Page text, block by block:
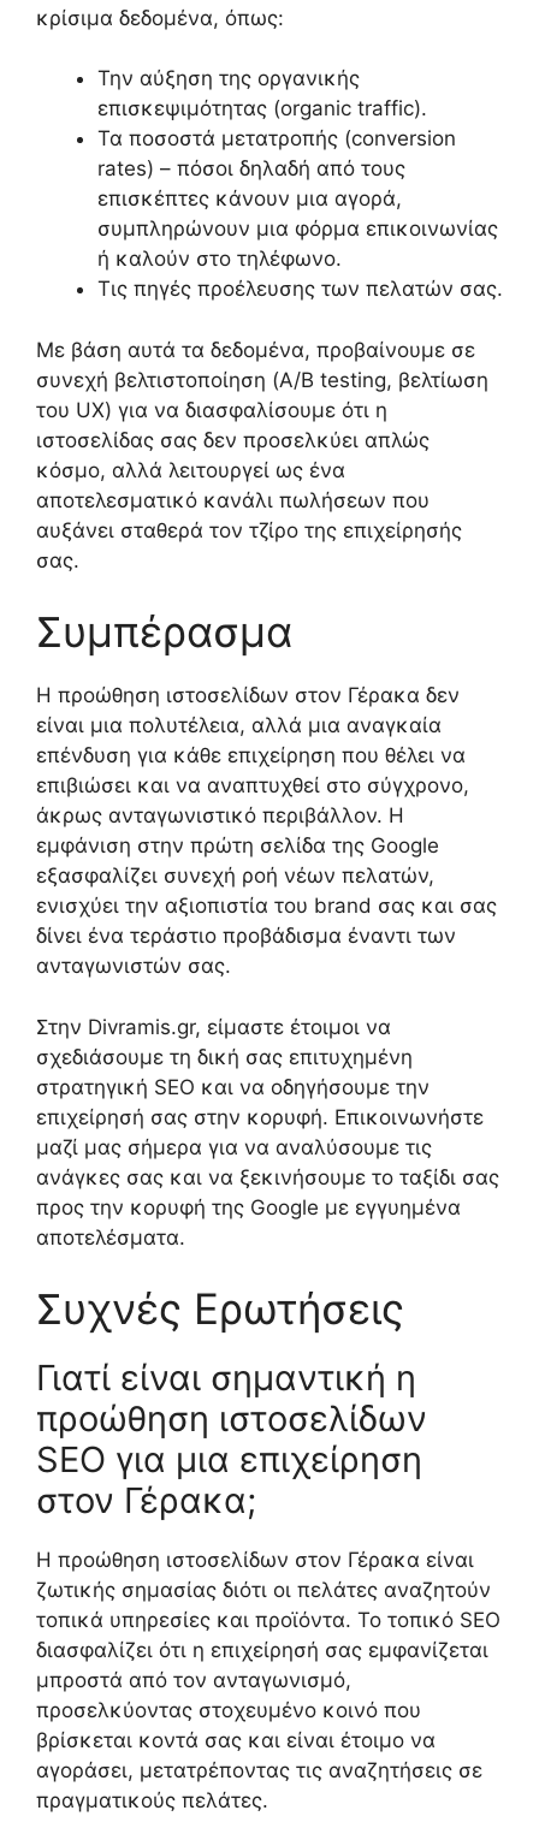
κρίσιμα δεδομένα, όπως:
Την αύξηση της οργανικής
επισκεψιμότητας (organic traffic).
Τα ποσοστά μετατροπής (conversion
rates) – πόσοι δηλαδή από τους
επισκέπτες κάνουν μια αγορά,
συμπληρώνουν μια φόρμα επικοινωνίας
ή καλούν στο τηλέφωνο.
Τις πηγές προέλευσης των πελατών σας.
Με βάση αυτά τα δεδομένα, προβαίνουμε σε
συνεχή βελτιστοποίηση (A/B testing, βελτίωση
του UX) για να διασφαλίσουμε ότι η
ιστοσελίδας σας δεν προσελκύει απλώς
κόσμο, αλλά λειτουργεί ως ένα
αποτελεσματικό κανάλι πωλήσεων που
αυξάνει σταθερά τον τζίρο της επιχείρησής
σας.
Συμπέρασμα
Η προώθηση ιστοσελίδων στον Γέρακα δεν
είναι μια πολυτέλεια, αλλά μια αναγκαία
επένδυση για κάθε επιχείρηση που θέλει να
επιβιώσει και να αναπτυχθεί στο σύγχρονο,
άκρως ανταγωνιστικό περιβάλλον. Η
εμφάνιση στην πρώτη σελίδα της Google
εξασφαλίζει συνεχή ροή νέων πελατών,
ενισχύει την αξιοπιστία του brand σας και σας
δίνει ένα τεράστιο προβάδισμα έναντι των
ανταγωνιστών σας.
Στην Divramis.gr, είμαστε έτοιμοι να
σχεδιάσουμε τη δική σας επιτυχημένη
στρατηγική SEO και να οδηγήσουμε την
επιχείρησή σας στην κορυφή. Επικοινωνήστε
μαζί μας σήμερα για να αναλύσουμε τις
ανάγκες σας και να ξεκινήσουμε το ταξίδι σας
προς την κορυφή της Google με εγγυημένα
αποτελέσματα.
Συχνές Ερωτήσεις
Γιατί είναι σημαντική η
προώθηση ιστοσελίδων
SEO για μια επιχείρηση
στον Γέρακα;
Η προώθηση ιστοσελίδων στον Γέρακα είναι
ζωτικής σημασίας διότι οι πελάτες αναζητούν
τοπικά υπηρεσίες και προϊόντα. Το τοπικό SEO
διασφαλίζει ότι η επιχείρησή σας εμφανίζεται
μπροστά από τον ανταγωνισμό,
προσελκύοντας στοχευμένο κοινό που
βρίσκεται κοντά σας και είναι έτοιμο να
αγοράσει, μετατρέποντας τις αναζητήσεις σε
πραγματικούς πελάτες.